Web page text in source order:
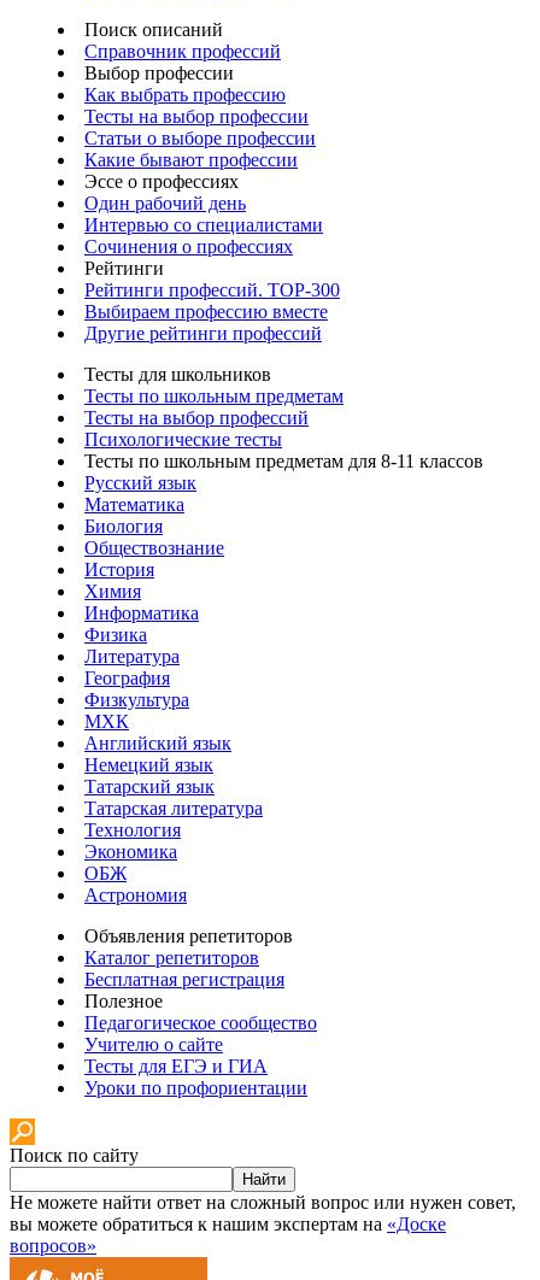
Поиск описаний
Справочник профессий
Выбор профессии
Как выбрать профессию
Тесты на выбор профессии
Статьи о выборе профессии
Какие бывают профессии
Эссе о профессиях
Один рабочий день
Интервью со специалистами
Сочинения о профессиях
Рейтинги
Рейтинги профессий. TOP-300
Выбираем профессию вместе
Другие рейтинги профессий
Тесты для школьников
Тесты по школьным предметам
Тесты на выбор профессий
Психологические тесты
Тесты по школьным предметам для 8-11 классов
Русский язык
Математика
Биология
Обществознание
История
Химия
Информатика
Физика
Литература
География
Физкультура
МХК
Английский язык
Немецкий язык
Татарский язык
Татарская литература
Технология
Экономика
ОБЖ
Астрономия
Объявления репетиторов
Каталог репетиторов
Бесплатная регистрация
Полезное
Педагогическое сообщество
Учителю о сайте
Тесты для ЕГЭ и ГИА
Уроки по профориентации
Поиск по сайту
Найти
Не можете найти ответ на сложный вопрос или нужен совет,
вы можете обратиться к нашим экспертам на «Доске
вопросов»